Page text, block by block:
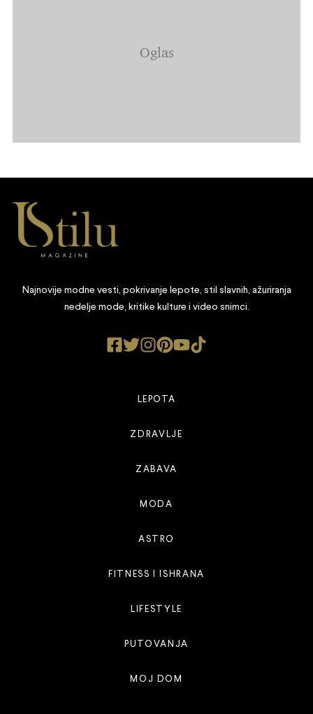
Najnovije modne vesti, pokrivanje lepote, stil slavnih, ažuriranja
nedelje mode, kritike kulture i video snimci.
LEPOTA
ZDRAVLJE
ZABAVA
MODA
ASTRO
FITNESS I ISHRANA
LIFESTYLE
PUTOVANJA
MOJ DOM